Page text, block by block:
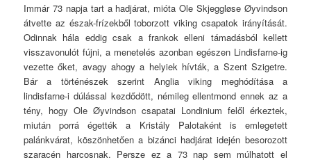
Immár 73 napja tart a hadjárat, mióta Ole Skjeggløse Øyvindson
átvette az észak-frízekből toborzott viking csapatok irányítását.
Odinnak hála eddig csak a frankok elleni támadásból kellett
visszavonulót fújni, a menetelés azonban egészen Lindisfarne-ig
vezette őket, avagy ahogy a helyiek hívták, a Szent Szigetre.
Bár a történészek szerint Anglia viking meghódítása a
lindisfarne-i dúlással kezdődött, némileg ellentmond ennek az a
tény, hogy Ole Øyvindson csapatai Londinium felől érkeztek,
miután porrá égették a Kristály Palotaként is emlegetett
palánkvárat, köszönhetően a bizánci hadjárat idején besorozott
szaracén harcosnak. Persze ez a 73 nap sem múlhatott el